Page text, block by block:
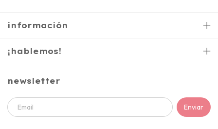
información
¡hablemos!
newsletter